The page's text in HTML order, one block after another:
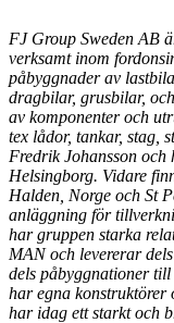
FJ Group Sweden AB
verksamt inom
påbyggnader av
dragbilar, grusbilar,
av komponenter och
tex lådor, tankar, stag,
Fredrik Johansson
Helsingborg. Vidare
Halden, Norge och St
anläggning för
har gruppen starka
MAN och levererar
dels påbyggnationer
har egna konstruktörer
har idag ett starkt och